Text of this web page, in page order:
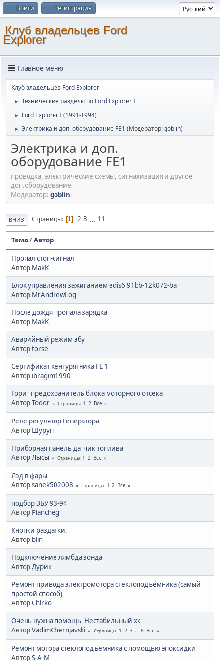
Войти Регистрация
Клуб владельцев Ford
Explorer
Главное меню
Клуб владельцев Ford Explorer
► Технические разделы по Ford Explorer I
► Ford Explorer I (1991-1994)
► Электрика и доп. оборудование FE1 (Модератор:goblin)
Электрика и доп.
оборудование FE1
проводка, электрические схемы, сигнализация и другое
доп.оборудование
Модератор: goblin.
ВНИЗ Страницы 1 2 3 ... 11
Тема /Автор
Пропал стоп-сигнал
Автор MakK
Блок управления зажиганием edis6 91bb-12k072-ba
Автор MrAndrewLog
После дождя пропала зарядка
Автор MakK
Аварийный режим эбу
Авторtorse
Сертификат кенгурятника FE 1
Автор ibragim1990
Горит предохранитель блока моторного отсека
АвторTodor Страницы 1 2 Все
Реле-регулятор Генератора
Автор Шуруп
Приборная панель датчик топлива
Автор Лысы Страницы 1 2 Все
Лэд в фары
Авторsanek502008 Страницы 1 2 Все
подбор ЭБУ 93-94
Автор Plancheg
Кнопки раздатки.
Автор blin
Подключение лямбда зонда
Автор Дурик
Ремонт привода электромотора стеклоподъёмника (самый
простой способ)
АвторChirko
Очень нужна помощь! Нестабильный хх
АвторVadimChernjavski Страницы 1 2 3 ... 8 Все
Ремонт мотора стеклоподъемника с помощью эпоксидки
АвторS-A-M